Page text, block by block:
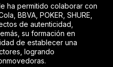
ha permitido colaborar con
BBVA, POKER, SHURE,
de autenticidad,
su formación en
de establecer una
logrando